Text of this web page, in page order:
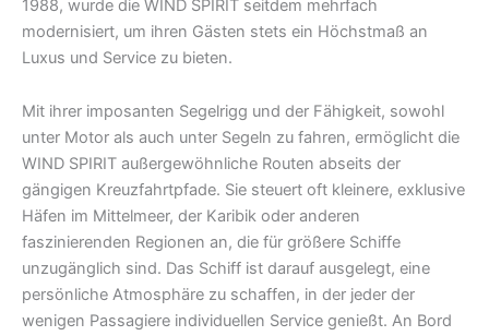
1988, wurde die WIND SPIRIT seitdem mehrfach
modernisiert, um ihren Gästen stets ein Höchstmaß an
Luxus und Service zu bieten.
Mit ihrer imposanten Segelrigg und der Fähigkeit, sowohl
unter Motor als auch unter Segeln zu fahren, ermöglicht die
WIND SPIRIT außergewöhnliche Routen abseits der
gängigen Kreuzfahrtpfade. Sie steuert oft kleinere, exklusive
Häfen im Mittelmeer, der Karibik oder anderen
faszinierenden Regionen an, die für größere Schiffe
unzugänglich sind. Das Schiff ist darauf ausgelegt, eine
persönliche Atmosphäre zu schaffen, in der jeder der
wenigen Passagiere individuellen Service genießt. An Bord